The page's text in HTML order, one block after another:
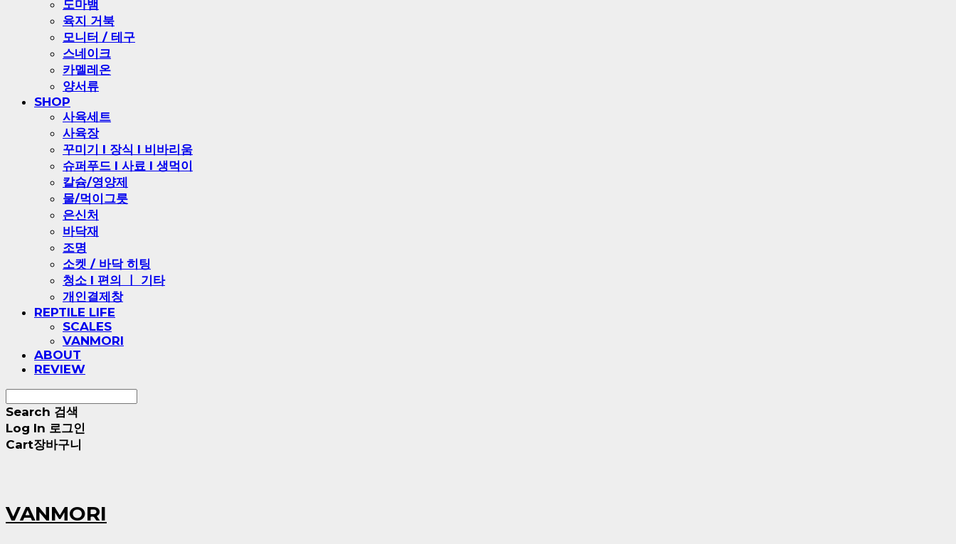
도마뱀
육지 거북
모니터 / 테구
스네이크
카멜레온
양서류
SHOP
사육세트
사육장
꾸미기 l 장식 l 비바리움
슈퍼푸드 l 사료 l 생먹이
칼슘/영양제
물/먹이그릇
은신처
바닥재
조명
소켓 / 바닥 히팅
청소 l 편의 ㅣ 기타
개인결제창
REPTILE LIFE
SCALES
VANMORI
ABOUT
REVIEW
Search 검색
Log In 로그인
Cart장바구니
VANMORI